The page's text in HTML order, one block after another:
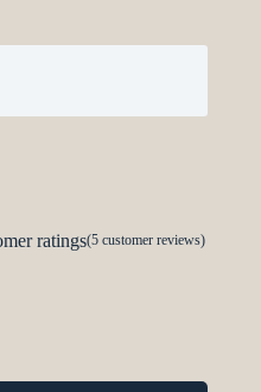
ratings(5 customer reviews)